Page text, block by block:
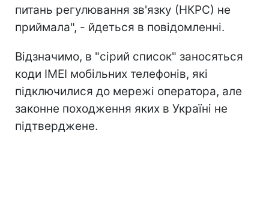
питань регулювання зв'язку (НКРС) не
приймала", - йдеться в повідомленні.
Відзначимо, в "сірий список" заносяться
коди ІМЕІ мобільних телефонів, які
підключилися до мережі оператора, але
законне походження яких в Україні не
підтверджене.